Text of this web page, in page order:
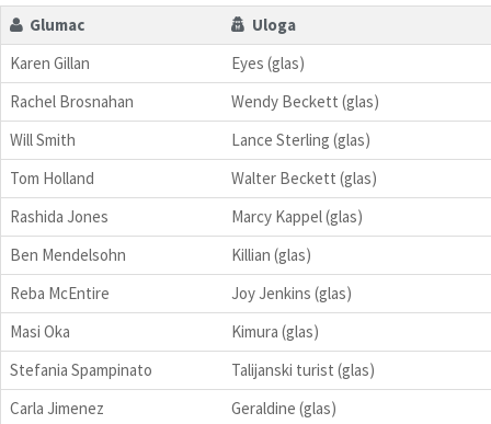
Glumac
Uloga
Karen Gillan
Eyes (glas)
Rachel Brosnahan
Wendy Beckett (glas)
Will Smith
Lance Sterling (glas)
Tom Holland
Walter Beckett (glas)
Rashida Jones
Marcy Kappel (glas)
Ben Mendelsohn
Killian (glas)
Reba McEntire
Joy Jenkins (glas)
Masi Oka
Kimura (glas)
Stefania Spampinato
Talijanski turist (glas)
Carla Jimenez
Geraldine (glas)